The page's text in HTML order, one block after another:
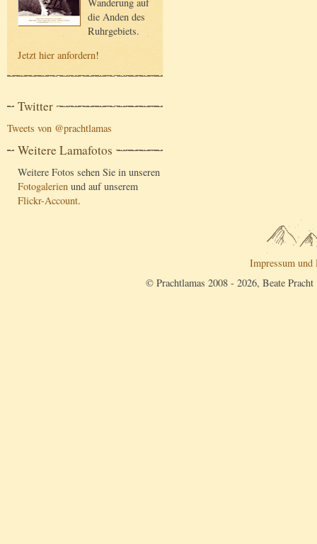
die Anden des
Ruhrgebiets.
Jetzt hier anfordern!
Twitter
Tweets von @prachtlamas
Weitere Lamafotos
Weitere Fotos sehen Sie in unseren
Fotogalerien und auf unserem
Flickr-Account.
Impressum und
© Prachtlamas 2008 - 2026, Beate Pracht